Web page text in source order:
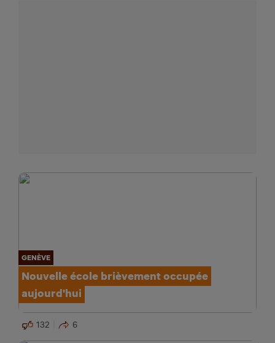
GENÈVE
Nouvelle école brièvement occupée
aujourd'hui
132 6